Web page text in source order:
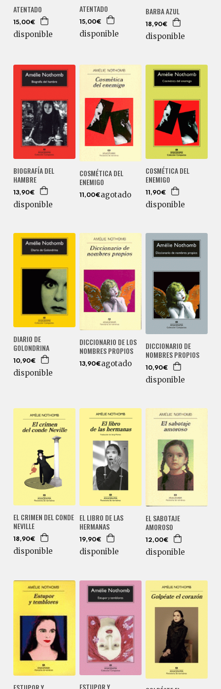
ATENTADO
15,00€
disponible
ATENTADO
15,00€
disponible
BARBA AZUL
18,90€
disponible
BIOGRAFÍA DEL
HAMBRE
13,90€
disponible
COSMÉTICA DEL
ENEMIGO
11,00€agotado
COSMÉTICA DEL
ENEMIGO
11,90€
disponible
DIARIO DE
GOLONDRINA
10,90€
disponible
DICCIONARIO DE LOS
NOMBRES PROPIOS
13,90€agotado
DICCIONARIO DE
NOMBRES PROPIOS
10,90€
disponible
EL CRIMEN DEL CONDE
NEVILLE
18,90€
disponible
EL LIBRO DE LAS
HERMANAS
19,90€
disponible
EL SABOTAJE
AMOROSO
12,00€
disponible
ESTUPOR Y